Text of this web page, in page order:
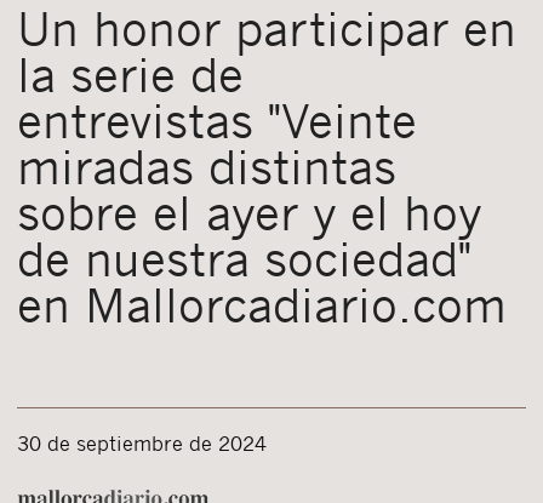
Un honor participar en
la serie de
entrevistas "Veinte
miradas distintas
sobre el ayer y el hoy
de nuestra sociedad"
en Mallorcadiario.com
30 de septiembre de 2024